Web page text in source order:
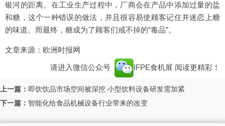
银河的距离。在工业生产过程中，厂商会在产品中添加过量的盐
和糖，这个一种错误的做法，并且很容易使顾客记住并迷恋上糖
的味道。而最终，糖成为了顾客们戒不掉的“毒品”。
文章来源：欧洲时报网
请进入微信公众号 IFPE食机展 阅读更精彩！
上一篇： 即饮饮品市场空间被深挖 小型饮料设备研发需加紧
下一篇： 智能化给食品机械设备行业带来的改变